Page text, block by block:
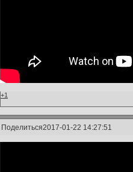
+1
Поделиться2017-01-22 14:27:51